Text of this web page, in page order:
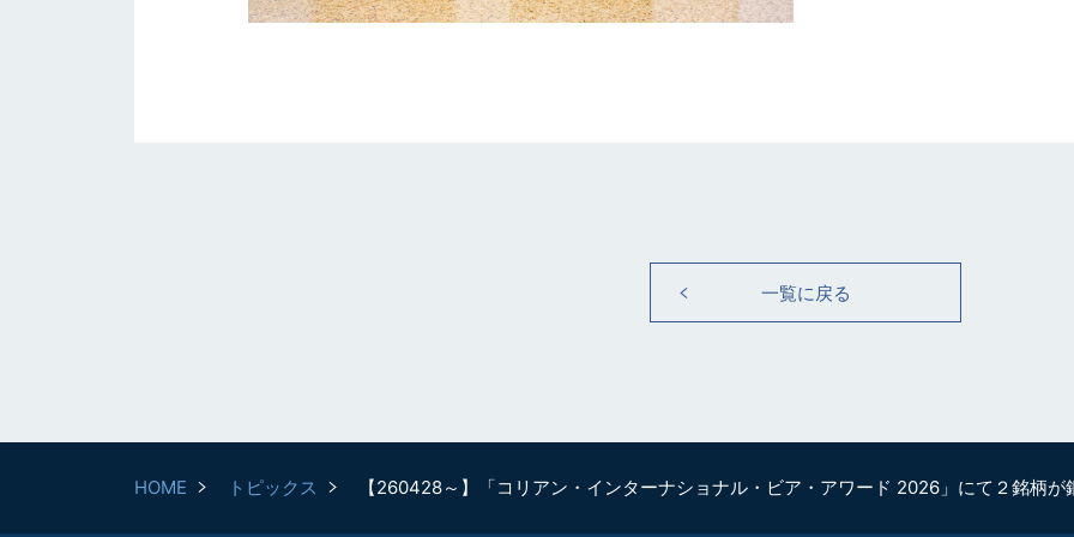
一覧に戻る
HOME トピックス 【260428～】「コリアン・インターナショナル・ビア・アワード 2026」にて２銘柄が